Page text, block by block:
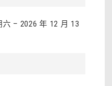
– 2026 年 12 月 13